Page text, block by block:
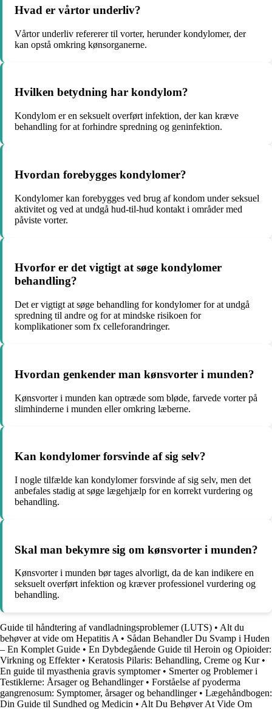
Hvad er vårtor underliv?
Vårtor underliv refererer til vorter, herunder kondylomer, der
kan opstå omkring kønsorganerne.
Hvilken betydning har kondylom?
Kondylom er en seksuelt overført infektion, der kan kræve
behandling for at forhindre spredning og geninfektion.
Hvordan forebygges kondylomer?
Kondylomer kan forebygges ved brug af kondom under seksuel
aktivitet og ved at undgå hud-til-hud kontakt i områder med
påviste vorter.
Hvorfor er det vigtigt at søge kondylomer
behandling?
Det er vigtigt at søge behandling for kondylomer for at undgå
spredning til andre og for at mindske risikoen for
komplikationer som fx celleforandringer.
Hvordan genkender man kønsvorter i munden?
Kønsvorter i munden kan optræde som bløde, farvede vorter på
slimhinderne i munden eller omkring læberne.
Kan kondylomer forsvinde af sig selv?
I nogle tilfælde kan kondylomer forsvinde af sig selv, men det
anbefales stadig at søge lægehjælp for en korrekt vurdering og
behandling.
Skal man bekymre sig om kønsvorter i munden?
Kønsvorter i munden bør tages alvorligt, da de kan indikere en
seksuelt overført infektion og kræver professionel vurdering og
behandling.
Guide til håndtering af vandladningsproblemer (LUTS) • Alt du
behøver at vide om Hepatitis A • Sådan Behandler Du Svamp i Huden
– En Komplet Guide • En Dybdegående Guide til Heroin og Opioider:
Virkning og Effekter• Keratosis Pilaris: Behandling, Creme og Kur•
En guide til myasthenia gravis symptomer• Smerter og Problemer i
Testiklerne: Årsager og Behandlinger• Forståelse af pyoderma
gangrenosum: Symptomer, årsager og behandlinger• Lægehåndbogen:
Din Guide til Sundhed og Medicin • Alt Du Behøver At Vide Om